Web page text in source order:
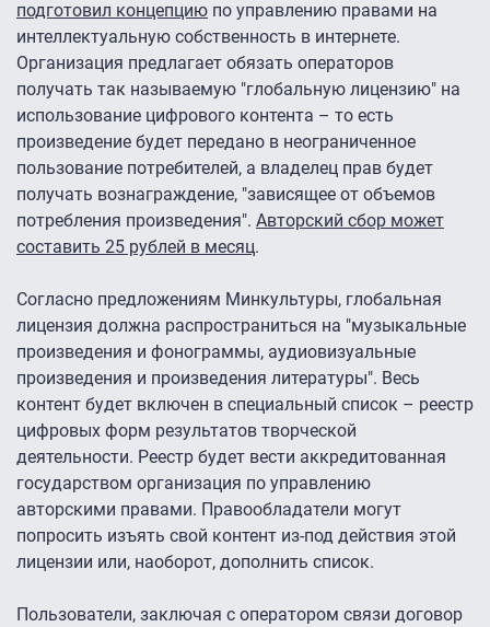
подготовил концепцию по управлению правами на
интеллектуальную собственность в интернете.
Организация предлагает обязать операторов
получать так называемую "глобальную лицензию" на
использование цифрового контента – то есть
произведение будет передано в неограниченное
пользование потребителей, а владелец прав будет
получать вознаграждение, "зависящее от объемов
потребления произведения". Авторский сбор может
составить 25 рублей в месяц.
Согласно предложениям Минкультуры, глобальная
лицензия должна распространиться на "музыкальные
произведения и фонограммы, аудиовизуальные
произведения и произведения литературы". Весь
контент будет включен в специальный список – реестр
цифровых форм результатов творческой
деятельности. Реестр будет вести аккредитованная
государством организация по управлению
авторскими правами. Правообладатели могут
попросить изъять свой контент из-под действия этой
лицензии или, наоборот, дополнить список.​
Пользователи, заключая с оператором связи договор